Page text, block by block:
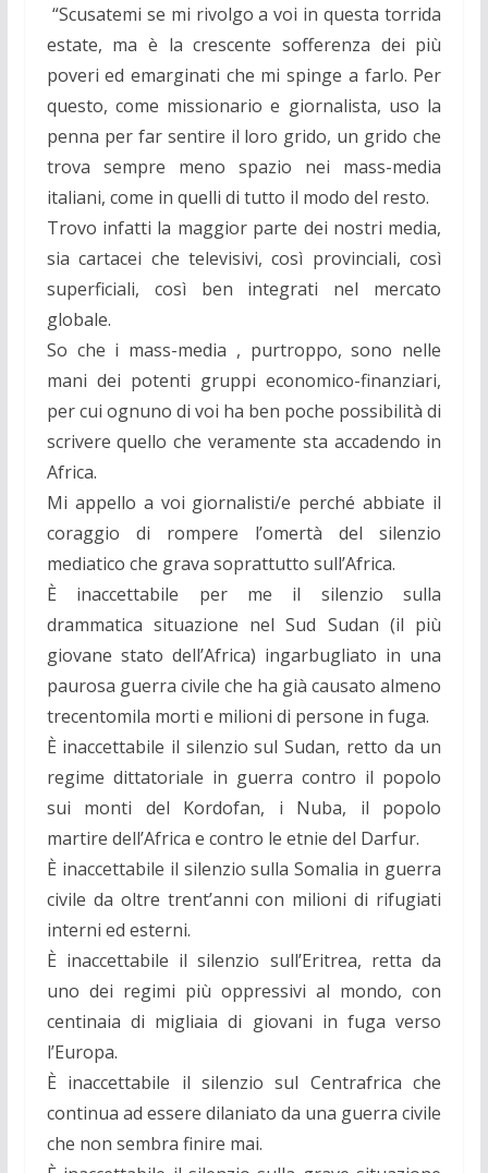
“Scusatemi se mi rivolgo a voi in questa torrida
estate, ma è la crescente sofferenza dei più
poveri ed emarginati che mi spinge a farlo. Per
questo, come missionario e giornalista, uso la
penna per far sentire il loro grido, un grido che
trova sempre meno spazio nei mass-media
italiani, come in quelli di tutto il modo del resto.
Trovo infatti la maggior parte dei nostri media,
sia cartacei che televisivi, così provinciali, così
superficiali, così ben integrati nel mercato
globale.
So che i mass-media , purtroppo, sono nelle
mani dei potenti gruppi economico-finanziari,
per cui ognuno di voi ha ben poche possibilità di
scrivere quello che veramente sta accadendo in
Africa.
Mi appello a voi giornalisti/e perché abbiate il
coraggio di rompere l’omertà del silenzio
mediatico che grava soprattutto sull’Africa.
È inaccettabile per me il silenzio sulla
drammatica situazione nel Sud Sudan (il più
giovane stato dell’Africa) ingarbugliato in una
paurosa guerra civile che ha già causato almeno
trecentomila morti e milioni di persone in fuga.
È inaccettabile il silenzio sul Sudan, retto da un
regime dittatoriale in guerra contro il popolo
sui monti del Kordofan, i Nuba, il popolo
martire dell’Africa e contro le etnie del Darfur.
È inaccettabile il silenzio sulla Somalia in guerra
civile da oltre trent’anni con milioni di rifugiati
interni ed esterni.
È inaccettabile il silenzio sull’Eritrea, retta da
uno dei regimi più oppressivi al mondo, con
centinaia di migliaia di giovani in fuga verso
l’Europa.
È inaccettabile il silenzio sul Centrafrica che
continua ad essere dilaniato da una guerra civile
che non sembra finire mai.